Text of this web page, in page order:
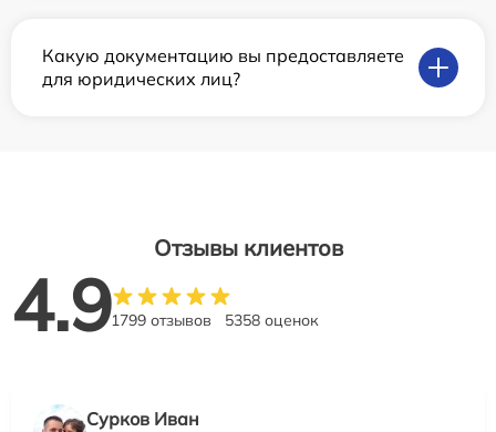
Какую документацию вы предоставляете
для юридических лиц?
Отзывы клиентов
4.91799 отзывов 5358 оценок
Сурков Иван